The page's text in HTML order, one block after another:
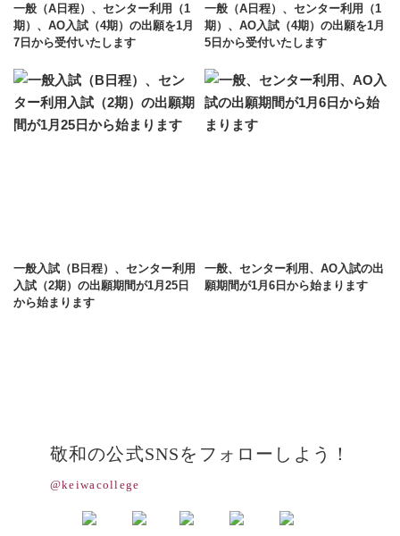
一般（A日程）、センター利用（1
期）、AO入試（4期）の出願を1月
7日から受付いたします
一般（A日程）、センター利用（1
期）、AO入試（4期）の出願を1月
5日から受付いたします
一般入試（B日程）、センター利用
入試（2期）の出願期間が1月25日
から始まります
一般、センター利用、AO入試の出
願期間が1月6日から始まります
敬和の公式SNSをフォローしよう！
@keiwacollege